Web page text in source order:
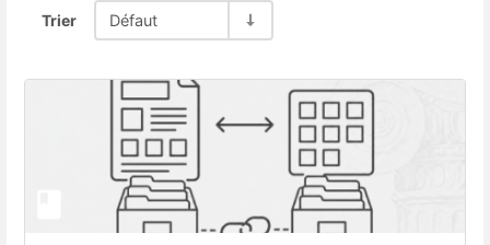
Trier Défaut